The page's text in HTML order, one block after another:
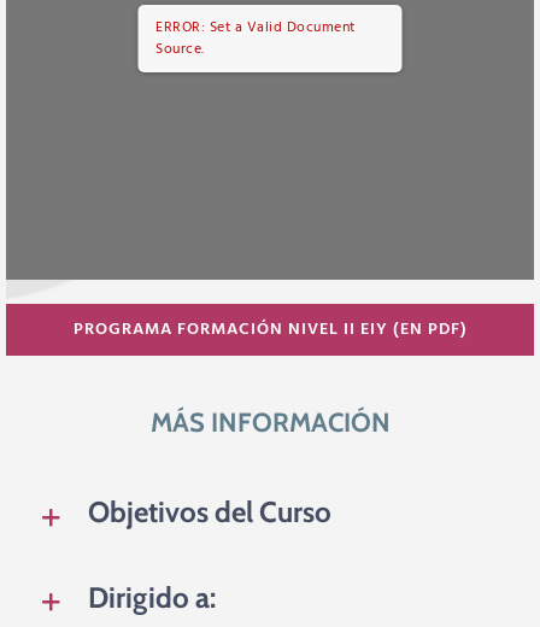
ERROR: Set a Valid Document
Source.
PROGRAMA FORMACIÓN NIVEL II EIY (EN PDF)
MÁS INFORMACIÓN
Objetivos del Curso
Dirigido a: